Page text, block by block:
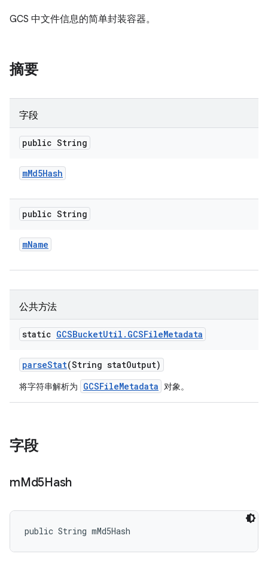
GCS 中文件信息的简单封装容器。
摘要
字段
public String
mMd5Hash
public String
mName
公共方法
static GCSBucketUtil . GCSFileMetadata
parseStat(String statOutput)
将字符串解析为 GCSFileMetadata 对象。
字段
mMd5Hash
public String mMd5Hash